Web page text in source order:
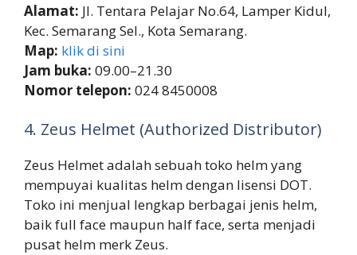
Alamat: Jl. Tentara Pelajar No.64, Lamper Kidul,
Kec. Semarang Sel., Kota Semarang.
Map: klik di sini
Jam buka: 09.00–21.30
Nomor telepon: 024 8450008
4. Zeus Helmet (Authorized Distributor)
Zeus Helmet adalah sebuah toko helm yang
mempuyai kualitas helm dengan lisensi DOT.
Toko ini menjual lengkap berbagai jenis helm,
baik full face maupun half face, serta menjadi
pusat helm merk Zeus.